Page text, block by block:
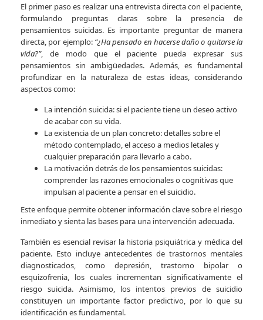
El primer paso es realizar una entrevista directa con el paciente,
formulando preguntas claras sobre la presencia de
pensamientos suicidas. Es importante preguntar de manera
directa, por ejemplo: “¿Ha pensado en hacerse daño o quitarse la
vida?”, de modo que el paciente pueda expresar sus
pensamientos sin ambigüedades. Además, es fundamental
profundizar en la naturaleza de estas ideas, considerando
aspectos como:
La intención suicida: si el paciente tiene un deseo activo
de acabar con su vida.
La existencia de un plan concreto: detalles sobre el
método contemplado, el acceso a medios letales y
cualquier preparación para llevarlo a cabo.
La motivación detrás de los pensamientos suicidas:
comprender las razones emocionales o cognitivas que
impulsan al paciente a pensar en el suicidio.
Este enfoque permite obtener información clave sobre el riesgo
inmediato y sienta las bases para una intervención adecuada.
También es esencial revisar la historia psiquiátrica y médica del
paciente. Esto incluye antecedentes de trastornos mentales
diagnosticados, como depresión, trastorno bipolar o
esquizofrenia, los cuales incrementan significativamente el
riesgo suicida. Asimismo, los intentos previos de suicidio
constituyen un importante factor predictivo, por lo que su
identificación es fundamental.